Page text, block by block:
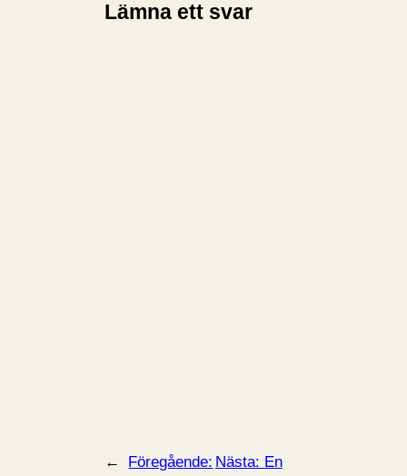
Lämna ett svar
←
Föregående: Nästa: En